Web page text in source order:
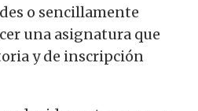
o sencillamente
una asignatura que
y de inscripción